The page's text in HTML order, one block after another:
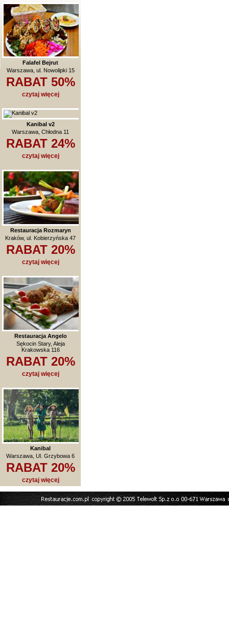
Falafel Bejrut
Warszawa, ul. Nowolipki 15
RABAT 50%
czytaj więcej
Kanibal v2
Warszawa, Chłodna 11
RABAT 24%
czytaj więcej
Restauracja Rozmaryn
Kraków, ul. Kobierzyńska 47
RABAT 20%
czytaj więcej
Restauracja Angelo
Sękocin Stary, Aleja
Krakowska 116
RABAT 20%
czytaj więcej
Kanibal
Warszawa, Ul. Grzybowa 6
RABAT 20%
czytaj więcej